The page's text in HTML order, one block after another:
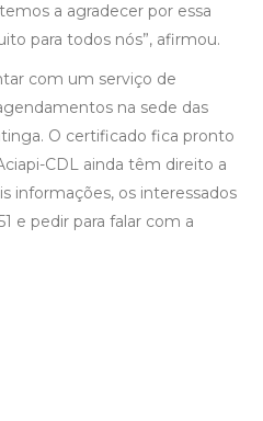
a agradecer por essa
para todos nós”, afirmou.
com um serviço de
na sede das
O certificado fica pronto
CDL ainda têm direito a
informações, os interessados
e pedir para falar com a